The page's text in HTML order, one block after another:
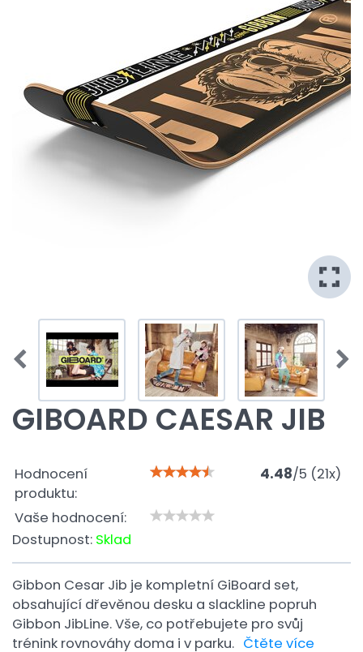
GIBOARD CAESAR JIB
Hodnocení
produktu:
4.48/5 (21x)
Vaše hodnocení:
Dostupnost: Sklad
Gibbon Cesar Jib je kompletní GiBoard set,
obsahující dřevěnou desku a slackline popruh
Gibbon JibLine. Vše, co potřebujete pro svůj
trénink rovnováhy doma i v parku. Čtěte více